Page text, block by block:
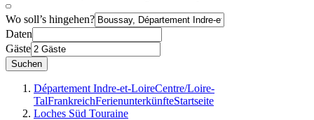
Wo soll’s hingehen?
Daten
Gäste
Suchen
Département Indre-et-LoireCentre/Loire-
TalFrankreichFerienunterkünfteStartseite
Loches Süd Touraine